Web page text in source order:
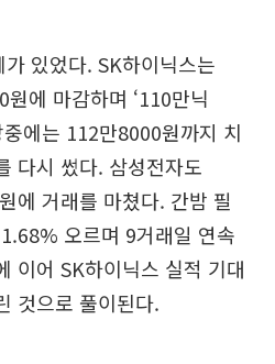
있었다. SK하이닉스는
에 마감하며 ‘110만닉
에는 112만8000원까지 치
다시 썼다. 삼성전자도
에 거래를 마쳤다. 간밤 필
오르며 9거래일 연속
이어 SK하이닉스 실적 기대
것으로 풀이된다.